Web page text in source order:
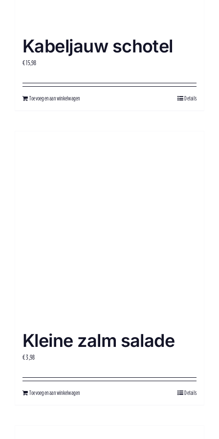
Kabeljauw schotel
€15,98
Toevoegen aan winkelwagen Details
Kleine zalm salade
€3,98
Toevoegen aan winkelwagen Details